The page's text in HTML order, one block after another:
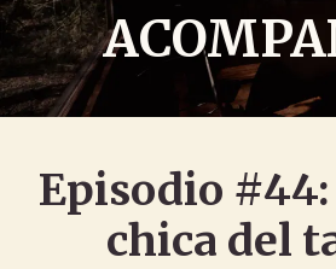
Episodio
chica del